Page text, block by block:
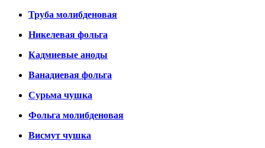
Труба молибденовая
Никелевая фольга
Кадмиевые аноды
Ванадиевая фольга
Сурьма чушка
Фольга молибденовая
Висмут чушка